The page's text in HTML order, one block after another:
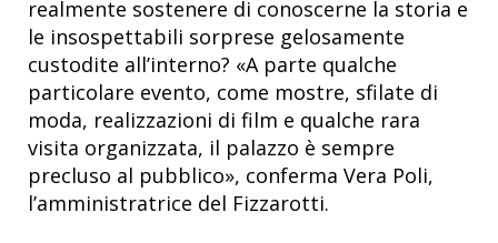
realmente sostenere di conoscerne la storia e
le insospettabili sorprese gelosamente
custodite all’interno? «A parte qualche
particolare evento, come mostre, sfilate di
moda, realizzazioni di film e qualche rara
visita organizzata, il palazzo è sempre
precluso al pubblico», conferma Vera Poli,
l’amministratrice del Fizzarotti.